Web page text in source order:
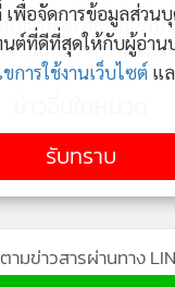
เขมรเย้ยไทยขัดแย้ง
อด'อนุทิน'กล่าวหาให้แ
มข่าวสารผ่านทาง
เพื่อจัดการข้อมูลส่วน
ต์ที่ดีที่สุดให้กับผู้อ่าน
ขการใช้งานเว็บไซต์ แ
รับทราบ